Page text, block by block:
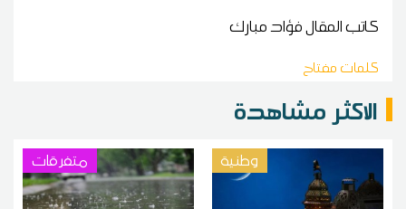
كاتب المقالفؤاد مبارك
كلمات مفتاح
الاكثر مشاهدة
وطنية متفرقات